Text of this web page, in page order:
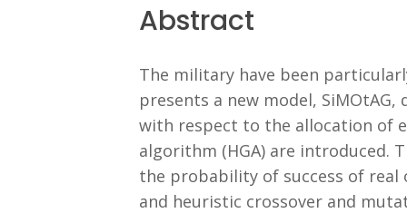
Abstract
The military have been
presents a new model,
with respect to the allocation of
algorithm (HGA) are introduced.
the probability of success of
and heuristic crossover and